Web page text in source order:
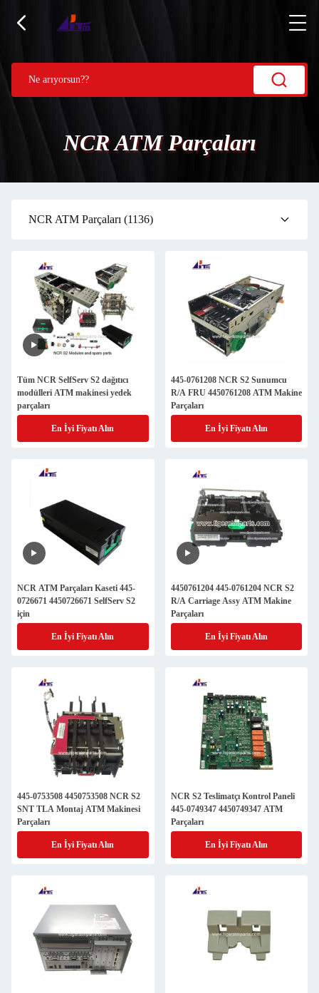
NCR ATM Parçaları
NCR ATM Parçaları (1136)
Tüm NCR SelfServ S2 dağıtıcı
modülleri ATM makinesi yedek
parçaları
En İyi Fiyatı Alın
445-0761208 NCR S2 Sunumcu
R/A FRU 4450761208 ATM Makine
Parçaları
En İyi Fiyatı Alın
NCR ATM Parçaları Kaseti 445-
0726671 4450726671 SelfServ S2
için
En İyi Fiyatı Alın
4450761204 445-0761204 NCR S2
R/A Carriage Assy ATM Makine
Parçaları
En İyi Fiyatı Alın
445-0753508 4450753508 NCR S2
SNT TLA Montaj ATM Makinesi
Parçaları
En İyi Fiyatı Alın
NCR S2 Teslimatçı Kontrol Paneli
445-0749347 4450749347 ATM
Parçaları
En İyi Fiyatı Alın